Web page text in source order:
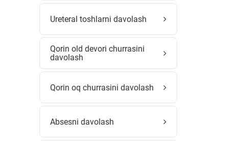
Ureteral toshlarni davolash
Qorin old devori churrasini
davolash
Qorin oq churrasini davolash
Absesni davolash